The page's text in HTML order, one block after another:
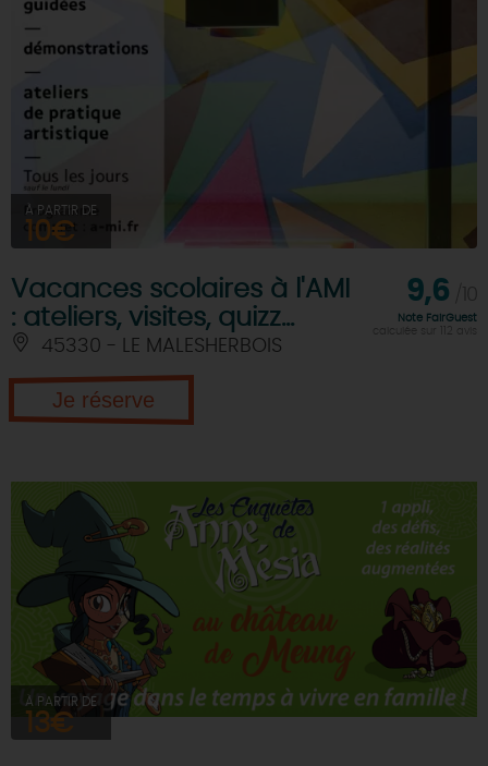
À PARTIR DE
10€
Vacances scolaires à l'AMI
: ateliers, visites, quizz...
45330 - LE MALESHERBOIS
9,6
Note FairGuest
Je réserve
À PARTIR DE
13€